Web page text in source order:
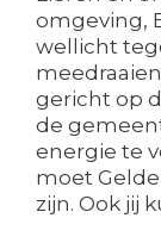
omgeving,
wellicht
gericht op
de
energie te
moet
zijn. Ook jij